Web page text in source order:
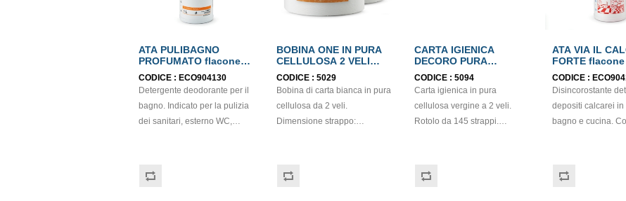
ATA PULIBAGNO
PROFUMATO flacone
lt.1
CODICE : ECO904130
Detergente deodorante per il
bagno. Indicato per la pulizia
dei sanitari, esterno WC,
garantendo la massima
BOBINA ONE IN PURA
CELLULOSA 2 VELI
ECOLABEL
CODICE : 5029
Bobina di carta bianca in pura
cellulosa da 2 veli.
Dimensione strappo:
CARTA IGIENICA
DECORO PURA
CELLULOSA 2 VELI
ECOLABEL
CODICE : 5094
Carta igienica in pura
cellulosa vergine a 2 veli.
Rotolo da 145 strappi.
ATA VIA IL
FORTE
CODICE :
Disincorostante
depositi calcarei in
bagno e cucina.
attrezzature e